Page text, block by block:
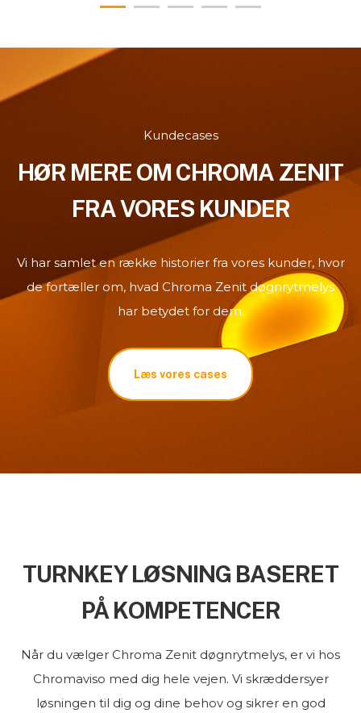
Kundecases
HØR MERE OM CHROMA ZENIT
FRA VORES KUNDER
Vi har samlet en række historier fra vores kunder, hvor
de fortæller om, hvad Chroma Zenit døgnrytmelys
har betydet for dem.
Læs vores cases
TURNKEY LØSNING BASERET
PÅ KOMPETENCER
Når du vælger Chroma Zenit døgnrytmelys, er vi hos
Chromaviso med dig hele vejen. Vi skræddersyer
løsningen til dig og dine behov og sikrer en god